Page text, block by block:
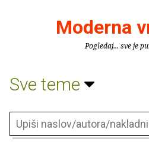
Moderna
Pogledaj... sve je
Sve teme